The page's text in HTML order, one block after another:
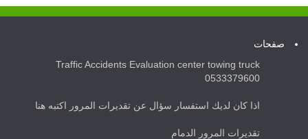
صفحات
Traffic Accidents Evaluation center towing truck
0533379600
اذا كان لديك استفسار سؤال عن تقديرات المرور اكتبه هنا
تقديرات المرور الدمام